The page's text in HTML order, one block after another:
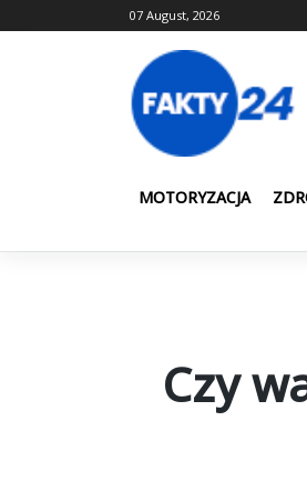
to
07 August, 2026
MOTORYZACJA
Czy